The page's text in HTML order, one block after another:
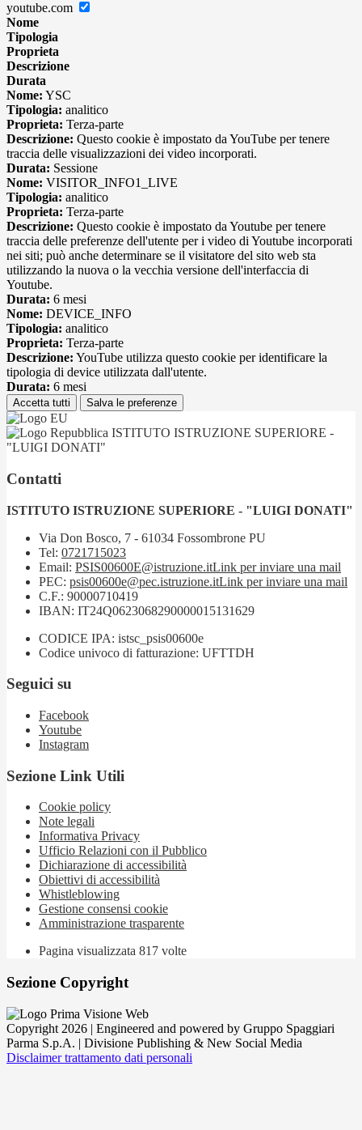
youtube.com
Nome
Tipologia
Proprieta
Descrizione
Durata
Nome: YSC
Tipologia: analitico
Proprieta: Terza-parte
Descrizione: Questo cookie è impostato da YouTube per tenere
traccia delle visualizzazioni dei video incorporati.
Durata: Sessione
Nome: VISITOR_INFO1_LIVE
Tipologia: analitico
Proprieta: Terza-parte
Descrizione: Questo cookie è impostato da Youtube per tenere
traccia delle preferenze dell'utente per i video di Youtube incorporati
nei siti; può anche determinare se il visitatore del sito web sta
utilizzando la nuova o la vecchia versione dell'interfaccia di
Youtube.
Durata: 6 mesi
Nome: DEVICE_INFO
Tipologia: analitico
Proprieta: Terza-parte
Descrizione: YouTube utilizza questo cookie per identificare la
tipologia di device utilizzata dall'utente.
Durata: 6 mesi
Accetta tutti Salva le preferenze
ISTITUTO ISTRUZIONE SUPERIORE -
"LUIGI DONATI"
Contatti
ISTITUTO ISTRUZIONE SUPERIORE - "LUIGI DONATI"
Via Don Bosco, 7 - 61034 Fossombrone PU
Tel: 0721715023
Email: PSIS00600E@istruzione.itLink per inviare una mail
PEC: psis00600e@pec.istruzione.itLink per inviare una mail
C.F.: 90000710419
IBAN: IT24Q0623068290000015131629
CODICE IPA: istsc_psis00600e
Codice univoco di fatturazione: UFTTDH
Seguici su
Facebook
Youtube
Instagram
Sezione Link Utili
Cookie policy
Note legali
Informativa Privacy
Ufficio Relazioni con il Pubblico
Dichiarazione di accessibilità
Obiettivi di accessibilità
Whistleblowing
Gestione consensi cookie
Amministrazione trasparente
Pagina visualizzata 817 volte
Sezione Copyright
Copyright 2026 | Engineered and powered by Gruppo Spaggiari
Parma S.p.A. | Divisione Publishing & New Social Media
Disclaimer trattamento dati personali